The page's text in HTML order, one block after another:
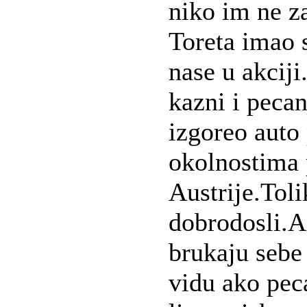
niko im ne
Toreta imao
nase u
kazni i
izgoreo
brukaju
vidu ako